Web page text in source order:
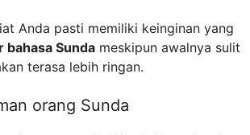
Anda pasti memiliki keinginan yang
bahasa Sunda meskipun awalnya sulit
terasa lebih ringan.
orang Sunda